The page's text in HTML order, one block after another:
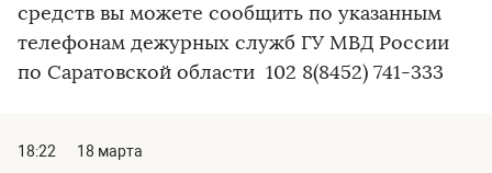
средств вы можете сообщить по указанным
телефонам дежурных служб ГУ МВД России
по Саратовской области ️ 102 ️8(8452) 741-333
18:22
18 марта